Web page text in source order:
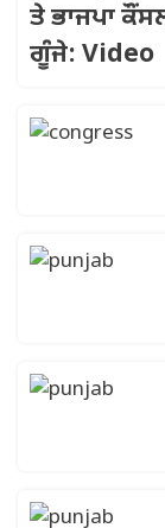
ਤੇ ਭਾਜਪਾ
ਗੂੰਜੇ: Video